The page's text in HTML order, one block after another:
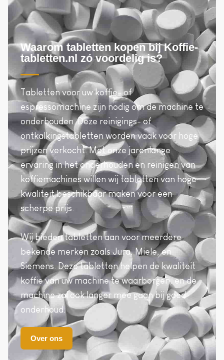
Waarom tabletten kopen bij Koffie-
tabletten.nl zó voordelig is?
Tabletten voor uw koffie- of
espressomachine zijn nodig om de machine te
onderhouden. Deze reinigings- of
ontkalkingstabletten worden vaak voor hoge
prijzen verkocht. Met onze jarenlange
ervaring in het onderhouden en reinigen van
koffiemachines willen wij tabletten van hoge
kwaliteit beschikbaar maken voor een
scherpe prijs.
Wij bieden tabletten aan voor meerdere
bekende merken zoals Jura, Miele, en
Siemens. Deze tabletten helpen de kwaliteit
koffie van uw machine te waarborgen, en de
machine zal ook langer mee gaan bij goed
onderhoud.
Over ons